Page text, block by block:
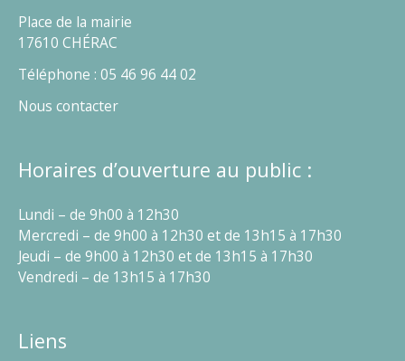
Place de la mairie
17610 CHÉRAC
Téléphone : 05 46 96 44 02
Nous contacter
Horaires d’ouverture au public :
Lundi – de 9h00 à 12h30
Mercredi – de 9h00 à 12h30 et de 13h15 à 17h30
Jeudi – de 9h00 à 12h30 et de 13h15 à 17h30
Vendredi – de 13h15 à 17h30
Liens